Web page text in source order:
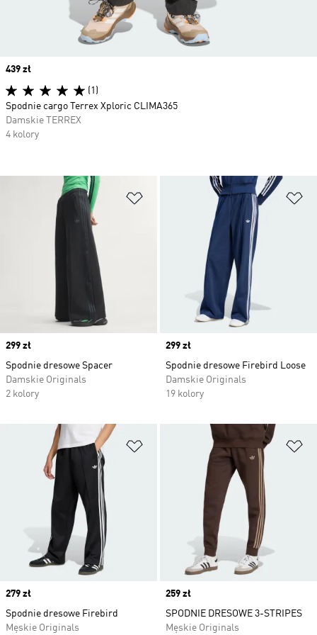
Dodaj do listy życzeń
Price
299 zł
Spodnie dresowe Spacer
Damskie Originals
2 kolory
Price
299 zł
Spodnie dresowe Firebird Loose
Damskie Originals
19 kolory
Dodaj do listy życzeń
Price
279 zł
Spodnie dresowe Firebird
Męskie Originals
Price
259 zł
SPODNIE DRESOWE 3-STRIPES
Męskie Originals
Price
439 zł
(1)
Spodnie cargo Terrex Xploric CLIMA365
Damskie TERREX
4 kolory